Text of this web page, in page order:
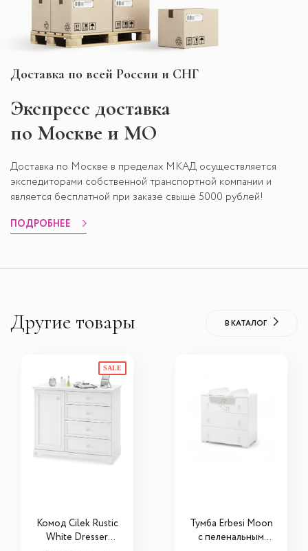
Доставка по всей России и СНГ
Экспресс доставка
по Москве и МО
Доставка по Москве в пределах МКАД осуществляется
экспедиторами собственной транспортной компании и
является бесплатной при заказе свыше 5000 рублей!
ПОДРОБНЕЕ
Другие товары В КАТАЛОГ
SALE
Комод Cilek Rustic
White Dresser
Тумба Erbesi Moon
с пеленальным